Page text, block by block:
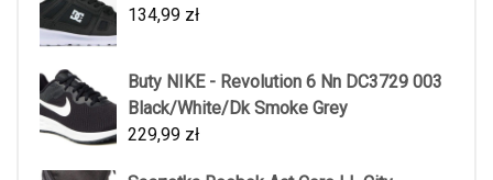
134,99 zł
Buty NIKE - Revolution 6 Nn DC3729 003
Black/White/Dk Smoke Grey
229,99 zł